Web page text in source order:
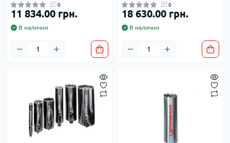
0
11 834.00 грн.
В наличии
0
18 630.00 грн.
В наличии